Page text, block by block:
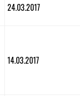
24.03.2017
14.03.2017